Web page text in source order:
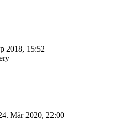
2018, 15:52
Mär 2020, 22:00